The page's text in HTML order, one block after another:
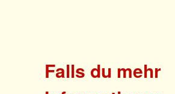
Falls du mehr